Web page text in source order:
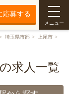
応募する
メニュー
埼玉県市部
上尾市
求人一覧